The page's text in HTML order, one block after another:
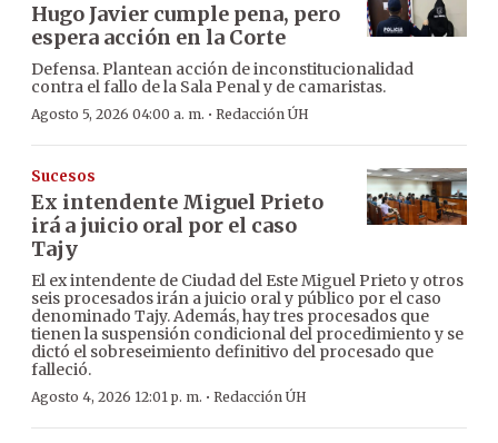
Hugo Javier cumple pena, pero
espera acción en la Corte
Defensa. Plantean acción de inconstitucionalidad
contra el fallo de la Sala Penal y de camaristas.
Agosto 5, 2026 04:00 a. m. · Redacción ÚH
Sucesos
Ex intendente Miguel Prieto
irá a juicio oral por el caso
Tajy
El ex intendente de Ciudad del Este Miguel Prieto y otros
seis procesados irán a juicio oral y público por el caso
denominado Tajy. Además, hay tres procesados que
tienen la suspensión condicional del procedimiento y se
dictó el sobreseimiento definitivo del procesado que
falleció.
Agosto 4, 2026 12:01 p. m. · Redacción ÚH